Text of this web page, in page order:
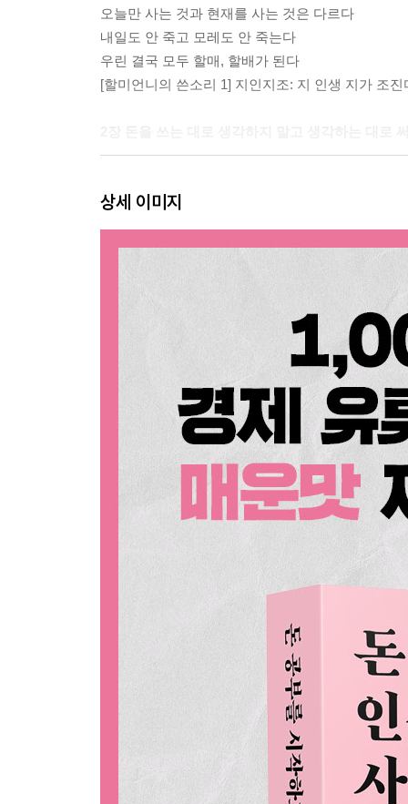
오늘만 사는 것과 현재를 사는 것은 다르다
내일도 안 죽고 모레도 안 죽는다
우린 결국 모두 할매, 할배가 된다
[할미언니의 쓴소리 1] 지인지조: 지 인생 지가 조진
1단계 절약
20대에 22개국 해외여행 다니고도 1억 모은 비결
아까운 돈이 많아야 하는 이유
2단계 저축
월급을 월급통장에 놀리지 마라
나는 연금계좌에서 ETF 쇼핑한다
나랑 해외 ‘주식’ 직구 할래?
성공적인 투자를 위한 나만의 원칙
[할미언니의 쓴소리 2] 이번 생엔 내 집 마련 글렀
3장 다이아몬드 멘탈로 거듭나기
소비 중독은 원인 있는 병이다
인생에서 반드시 걸러야 하는 사람
직장생활을 즐겁게 만드는 비결
나태지옥에서 벗어나는 자기 관리법
[할미언니의 쓴소리 3] 장고 끝에 악수 둔다
상세 이미지